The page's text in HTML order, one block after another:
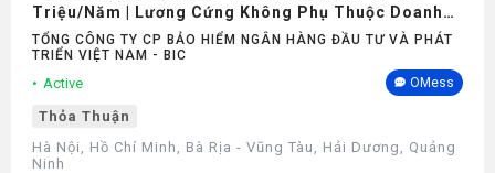
Triệu/Năm | Lương Cứng Không Phụ Thuộc Doanh
Số
TỔNG CÔNG TY CP BẢO HIỂM NGÂN HÀNG ĐẦU TƯ VÀ PHÁT
TRIỂN VIỆT NAM - BIC
Active OMess
Thỏa Thuận
Hà Nội, Hồ Chí Minh, Bà Rịa - Vũng Tàu, Hải Dương, Quảng
Ninh